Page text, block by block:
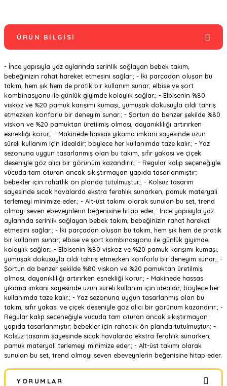
ÜRÜN BILGISI
- İnce yapısıyla yaz aylarında serinlik sağlayan bebek takım,
bebeğinizin rahat hareket etmesini sağlar.; - İki parçadan oluşan bu
takım, hem şık hem de pratik bir kullanım sunar; elbise ve şort
kombinasyonu ile günlük giyimde kolaylık sağlar.; - Elbisenin %80
viskoz ve %20 pamuk karışımı kumaşı, yumuşak dokusuyla cildi tahriş
etmezken konforlu bir deneyim sunar.; - Şortun da benzer şekilde %80
viskon ve %20 pamuktan üretilmiş olması, dayanıklılığı artırırken
esnekliği korur.; - Makinede hassas yıkama imkanı sayesinde uzun
süreli kullanım için idealdir; böylece her kullanımda taze kalır.; - Yaz
sezonuna uygun tasarlanmış olan bu takım, sıfır yakası ve çiçek
deseniyle göz alıcı bir görünüm kazandırır.; - Regular kalıp seçeneğiyle
vücuda tam oturan ancak sıkıştırmayan yapıda tasarlanmıştır;
bebekler için rahatlık ön planda tutulmuştur.; - Kolsuz tasarım
sayesinde sıcak havalarda ekstra ferahlık sunarken, pamuk materyali
terlemeyi minimize eder.; - Alt-üst takımı olarak sunulan bu set, trend
olmayı seven ebeveynlerin beğenisine hitap eder.- İnce yapısıyla yaz
aylarında serinlik sağlayan bebek takım, bebeğinizin rahat hareket
etmesini sağlar.; - İki parçadan oluşan bu takım, hem şık hem de pratik
bir kullanım sunar; elbise ve şort kombinasyonu ile günlük giyimde
kolaylık sağlar.; - Elbisenin %80 viskoz ve %20 pamuk karışımı kumaşı,
yumuşak dokusuyla cildi tahriş etmezken konforlu bir deneyim sunar.; -
Şortun da benzer şekilde %80 viskon ve %20 pamuktan üretilmiş
olması, dayanıklılığı artırırken esnekliği korur.; - Makinede hassas
yıkama imkanı sayesinde uzun süreli kullanım için idealdir; böylece her
kullanımda taze kalır.; - Yaz sezonuna uygun tasarlanmış olan bu
takım, sıfır yakası ve çiçek deseniyle göz alıcı bir görünüm kazandırır.; -
Regular kalıp seçeneğiyle vücuda tam oturan ancak sıkıştırmayan
yapıda tasarlanmıştır; bebekler için rahatlık ön planda tutulmuştur.; -
Kolsuz tasarım sayesinde sıcak havalarda ekstra ferahlık sunarken,
pamuk materyali terlemeyi minimize eder.; - Alt-üst takımı olarak
sunulan bu set, trend olmayı seven ebeveynlerin beğenisine hitap eder.
YORUMLAR